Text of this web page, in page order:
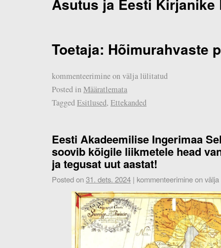
Toetaja: Hõimurahvaste
kommenteerimine on välja lülitatud
Posted inMääratlemata
TaggedEsitlused, Ettekanded
Eesti Akadeemilise Ingerimaa
soovib kõigile liikmetele head
ja tegusat uut aastat!
Posted on31. dets. 2024 | kommenteerimine on